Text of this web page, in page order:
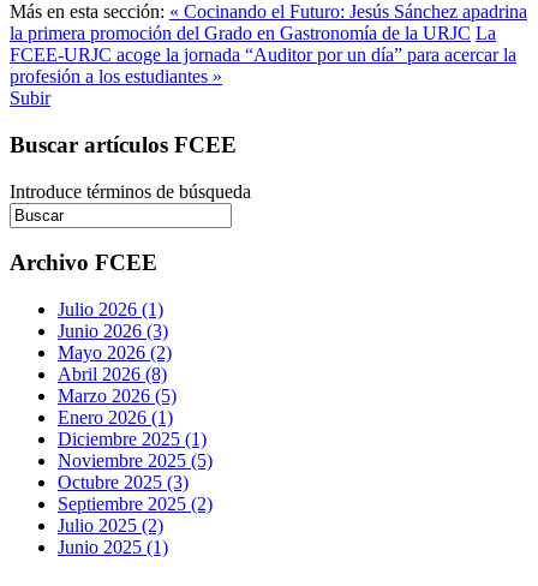
Más en esta sección: « Cocinando el Futuro: Jesús Sánchez apadrina
la primera promoción del Grado en Gastronomía de la URJC La
FCEE-URJC acoge la jornada “Auditor por un día” para acercar la
profesión a los estudiantes »
Subir
Buscar artículos FCEE
Introduce términos de búsqueda
Archivo FCEE
Julio 2026 (1)
Junio 2026 (3)
Mayo 2026 (2)
Abril 2026 (8)
Marzo 2026 (5)
Enero 2026 (1)
Diciembre 2025 (1)
Noviembre 2025 (5)
Octubre 2025 (3)
Septiembre 2025 (2)
Julio 2025 (2)
Junio 2025 (1)